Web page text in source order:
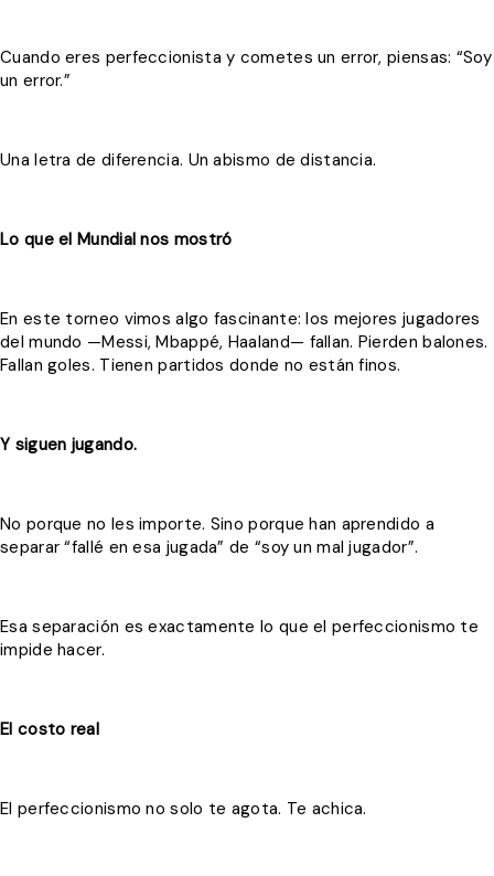
Cuando eres perfeccionista y cometes un error, piensas: “Soy
un error.”
Una letra de diferencia. Un abismo de distancia.
Lo que el Mundial nos mostró
En este torneo vimos algo fascinante: los mejores jugadores
del mundo —Messi, Mbappé, Haaland— fallan. Pierden balones.
Fallan goles. Tienen partidos donde no están finos.
Y siguen jugando.
No porque no les importe. Sino porque han aprendido a
separar “fallé en esa jugada” de “soy un mal jugador”.
Esa separación es exactamente lo que el perfeccionismo te
impide hacer.
El costo real
El perfeccionismo no solo te agota. Te achica.